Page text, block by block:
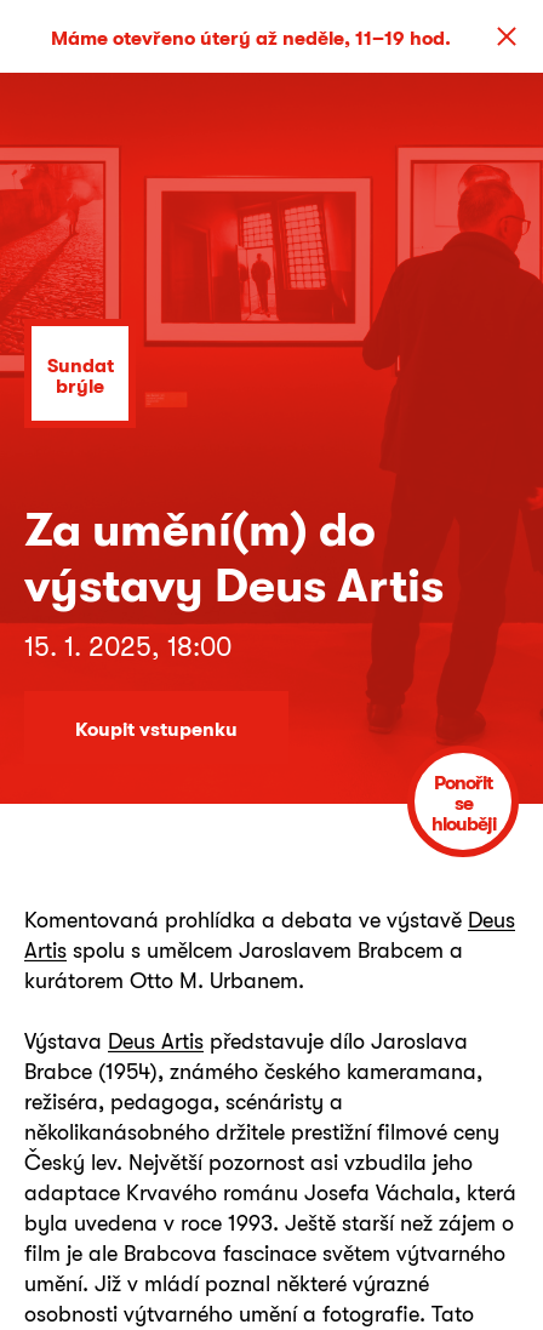
Máme otevřeno úterý až neděle, 11–19 hod.
Sundat
brýle
Za umění(m) do
výstavy Deus Artis
15. 1. 2025, 18:00
Koupit vstupenku
Ponořit
se
hlouběji
Komentovaná prohlídka a debata ve výstavě Deus
Artis spolu s umělcem Jaroslavem Brabcem a
kurátorem Otto M. Urbanem.
Výstava Deus Artis představuje dílo Jaroslava
Brabce (1954), známého českého kameramana,
režiséra, pedagoga, scénáristy a
několikanásobného držitele prestižní filmové ceny
Český lev. Největší pozornost asi vzbudila jeho
adaptace Krvavého románu Josefa Váchala, která
byla uvedena v roce 1993. Ještě starší než zájem o
film je ale Brabcova fascinace světem výtvarného
umění. Již v mládí poznal některé výrazné
osobnosti výtvarného umění a fotografie. Tato